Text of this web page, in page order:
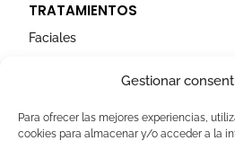
Gestionar
Para ofrecer las mejores experiencias,
cookies para almacenar y/o acceder a la
TRATAMIENTOS
Faciales